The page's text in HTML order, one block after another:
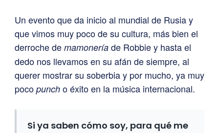
Un evento que da inicio al mundial de Rusia y
que vimos muy poco de su cultura, más bien el
derroche de mamonería de Robbie y hasta el
dedo nos llevamos en su afán de siempre, al
querer mostrar su soberbia y por mucho, ya muy
poco punch o éxito en la música internacional.
Si ya saben cómo soy, para qué me